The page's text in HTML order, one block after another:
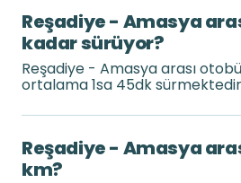
Reşadiye - Amasya
kadar sürüyor?
Reşadiye - Amasya arası
ortalama 1sa 45dk
Reşadiye - Amasya
km?